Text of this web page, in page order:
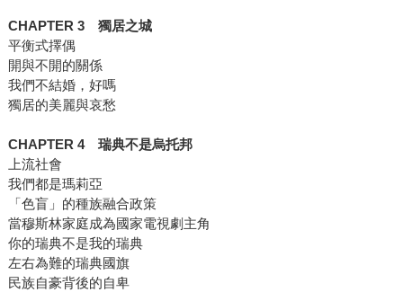
CHAPTER 3 獨居之城
平衡式擇偶
開與不開的關係
我們不結婚，好嗎
獨居的美麗與哀愁
CHAPTER 4 瑞典不是烏托邦
上流社會
我們都是瑪莉亞
「色盲」的種族融合政策
當穆斯林家庭成為國家電視劇主角
你的瑞典不是我的瑞典
左右為難的瑞典國旗
民族自豪背後的自卑